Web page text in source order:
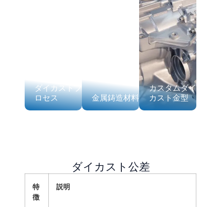
ダイカストプ
ロセス
ダイカ
スト技
術は、
金属鋳造材料
ミニウ
ム、亜
カスタムダイ
カスト金型
ダイカスト公差
特
徴
説明